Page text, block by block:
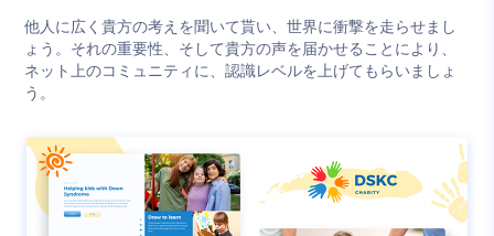
他人に広く貴方の考えを聞いて貰い、世界に衝撃を走らせまし
ょう。それの重要性、そして貴方の声を届かせることにより、
ネット上のコミュニティに、認識レベルを上げてもらいましょ
う。